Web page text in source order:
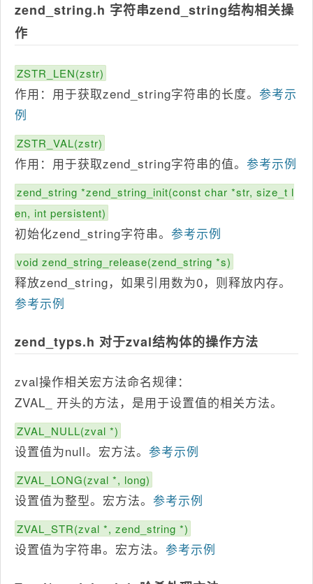
zend_string.h 字符串zend_string结构相关操
作
ZSTR_LEN(zstr)
作用：用于获取zend_string字符串的长度。 参考示
例
ZSTR_VAL(zstr)
作用：用于获取zend_string字符串的值。 参考示例
zend_string *zend_string_init(const char *str, size_t l
en, int persistent)
初始化zend_string字符串。 参考示例
void zend_string_release(zend_string *s)
释放zend_string，如果引用数为0，则释放内存。
参考示例
zend_typs.h 对于zval结构体的操作方法
zval操作相关宏方法命名规律：
ZVAL_ 开头的方法，是用于设置值的相关方法。
ZVAL_NULL(zval *)
设置值为null。宏方法。 参考示例
ZVAL_LONG(zval *, long)
设置值为整型。宏方法。 参考示例
ZVAL_STR(zval *, zend_string *)
设置值为字符串。宏方法。 参考示例